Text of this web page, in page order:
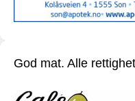
God mat. Alle